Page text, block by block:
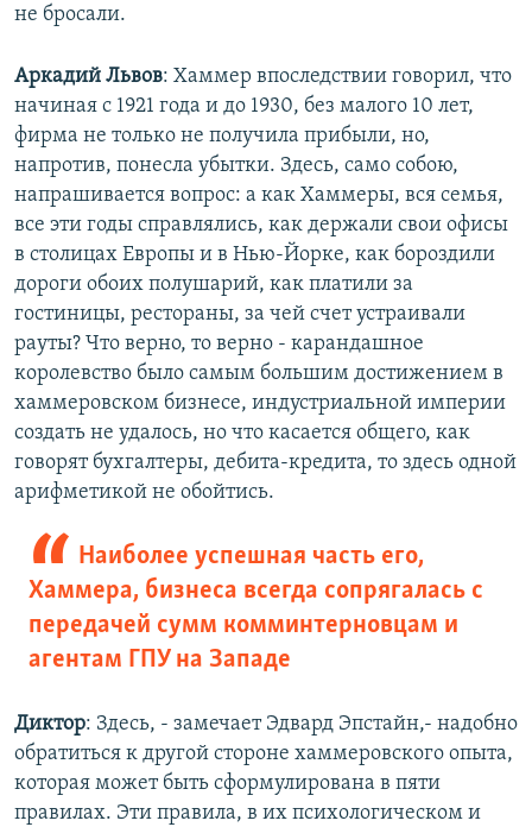
не бросали.
Аркадий Львов: Хаммер впоследствии говорил, что
начиная с 1921 года и до 1930, без малого 10 лет,
фирма не только не получила прибыли, но,
напротив, понесла убытки. Здесь, само собою,
напрашивается вопрос: а как Хаммеры, вся семья,
все эти годы справлялись, как держали свои офисы
в столицах Европы и в Нью-Йорке, как бороздили
дороги обоих полушарий, как платили за
гостиницы, рестораны, за чей счет устраивали
рауты? Что верно, то верно - карандашное
королевство было самым большим достижением в
хаммеровском бизнесе, индустриальной империи
создать не удалось, но что касается общего, как
говорят бухгалтеры, дебита-кредита, то здесь одной
арифметикой не обойтись.
Наиболее успешная часть его,
Хаммера, бизнеса всегда сопрягалась с
передачей сумм комминтерновцам и
агентам ГПУ на Западе
Диктор: Здесь, - замечает Эдвард Эпстайн,- надобно
обратиться к другой стороне хаммеровского опыта,
которая может быть сформулирована в пяти
правилах. Эти правила, в их психологическом и